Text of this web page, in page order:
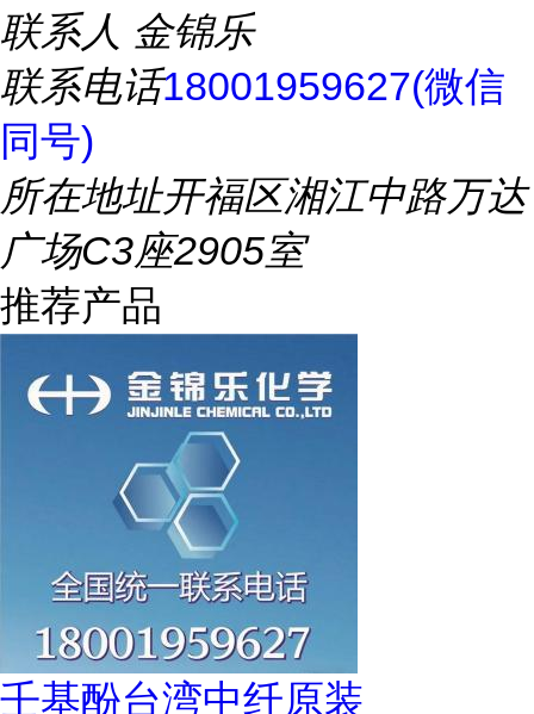
联系人 金锦乐
联系电话18001959627(微信
同号)
所在地址开福区湘江中路万达
广场C3座2905室
推荐产品
壬基酚台湾中纤原装